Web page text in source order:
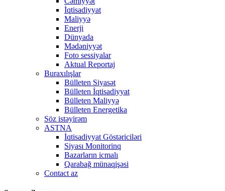
İqtisadiyyat
Maliyyə
Enerji
Dünyada
Mədəniyyət
Foto sessiyalar
Aktual Reportaj
Buraxılışlar
Bülleten Siyasət
Bülleten İqtisadiyyat
Bülleten Maliyyə
Bülleten Energetika
Söz istəyirəm
ASTNA
İqtisadiyyat Göstəriciləri
Siyası Monitorinq
Bazarların icmalı
Qarabağ münaqişəsi
Contact az